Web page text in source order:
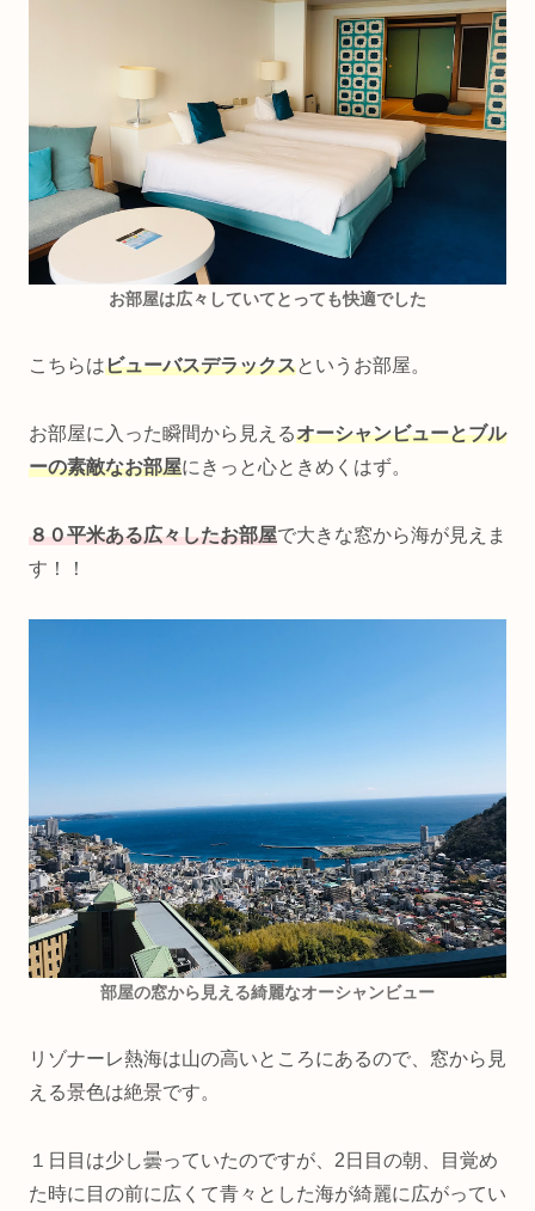
お部屋は広々していてとっても快適でした
こちらはビューバスデラックスというお部屋。
お部屋に入った瞬間から見えるオーシャンビューとブル
ーの素敵なお部屋にきっと心ときめくはず。
８０平米ある広々したお部屋で大きな窓から海が見えま
す！！
部屋の窓から見える綺麗なオーシャンビュー
リゾナーレ熱海は山の高いところにあるので、窓から見
える景色は絶景です。
１日目は少し曇っていたのですが、2日目の朝、目覚め
た時に目の前に広くて青々とした海が綺麗に広がってい